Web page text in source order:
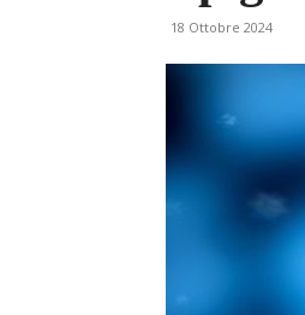
18 Ottobre 2024